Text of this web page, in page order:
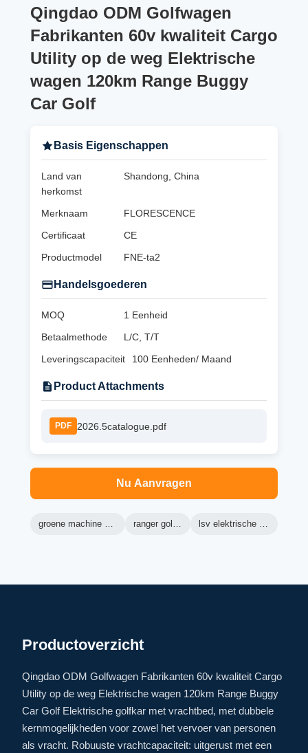
Qingdao ODM Golfwagen
Fabrikanten 60v kwaliteit Cargo
Utility op de weg Elektrische
wagen 120km Range Buggy
Car Golf
Basis Eigenschappen
Land van
herkomst
Shandong, China
Merknaam
FLORESCENCE
Certificaat
CE
Productmodel
FNE-ta2
Handelsgoederen
MOQ
1 Eenheid
Betaalmethode
L/C, T/T
Leveringscapaciteit
100 Eenheden/ Maand
Product Attachments
PDF 2026.5catalogue.pdf
Nu Aanvragen
groene machine golfkarretjes ranger golfkarretje lsv elektrische golfkarretje
Productoverzicht
Qingdao ODM Golfwagen Fabrikanten 60v kwaliteit Cargo
Utility op de weg Elektrische wagen 120km Range Buggy
Car Golf Elektrische golfkar met vrachtbed, met dubbele
kernmogelijkheden voor zowel het vervoer van personen
als vracht. Robuuste vrachtcapaciteit: uitgerust met een